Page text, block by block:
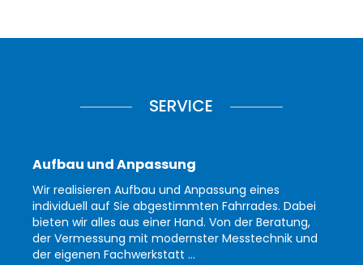
SERVICE
Aufbau und Anpassung
Wir realisieren Aufbau und Anpassung eines
individuell auf Sie abgestimmten Fahrrades. Dabei
bieten wir alles aus einer Hand. Von der Beratung,
der Vermessung mit modernster Messtechnik und
der eigenen Fachwerkstatt ...